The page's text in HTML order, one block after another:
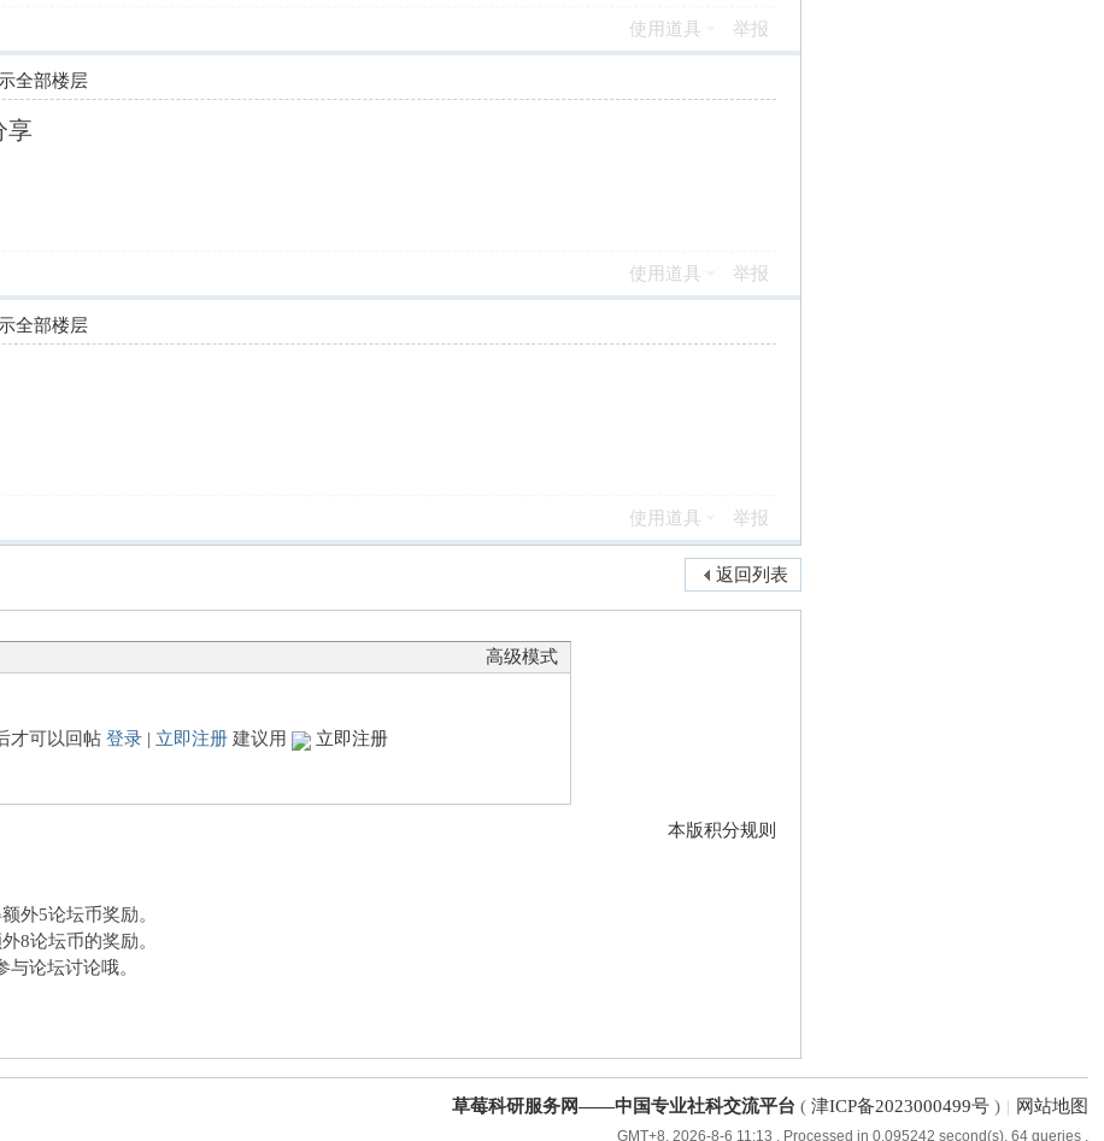
使用道具 举报
全部楼层
享
使用道具 举报
全部楼层
使用道具 举报
返回列表
高级模式
才可以回帖登录 | 立即注册 建议用 立即注册
本版积分规则
外5论坛币奖励。
8论坛币的奖励。
论坛讨论哦。
草莓科研服务网——中国专业社科交流平台 ( 津ICP备2023000499号) | 网站地图
GMT+8, 2026-8-6 11:13 , Processed in 0.095242 second(s), 64 queries .